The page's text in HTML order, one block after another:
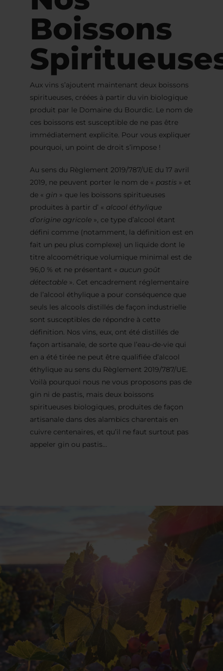
Boissons
Aux vins s’ajoutent maintenant deux boissons
spiritueuses, créées à partir du vin biologique
produit par le Domaine du Bourdic. Le nom de
ces boissons est susceptible de ne pas être
immédiatement explicite. Pour vous expliquer
pourquoi, un point de droit s’impose !
Au sens du Règlement 2019/787/UE du 17 avril
2019, ne peuvent porter le nom de « pastis » et
de « gin » que les boissons spiritueuses
produites à partir d’ « alcool éthylique
d’origine agricole », ce type d’alcool étant
défini comme (notamment, la définition est en
fait un peu plus complexe) un liquide dont le
titre alcoométrique volumique minimal est de
96,0 % et ne présentant « aucun goût
détectable ». Cet encadrement réglementaire
de l’alcool éthylique a pour conséquence que
seuls les alcools distillés de façon industrielle
sont susceptibles de répondre à cette
définition. Nos vins, eux, ont été distillés de
façon artisanale, de sorte que l’eau-de-vie qui
en a été tirée ne peut être qualifiée d’alcool
éthylique au sens du Règlement 2019/787/UE.
Voilà pourquoi nous ne vous proposons pas de
gin ni de pastis, mais deux boissons
spiritueuses biologiques, produites de façon
artisanale dans des alambics charentais en
cuivre centenaires, et qu’il ne faut surtout pas
appeler gin ou pastis…